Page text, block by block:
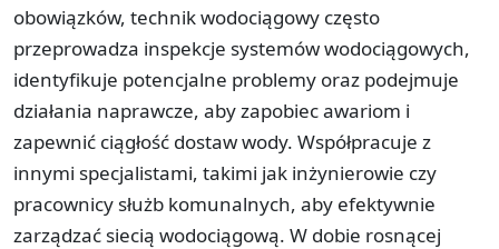
obowiązków, technik wodociągowy często
przeprowadza inspekcje systemów wodociągowych,
identyfikuje potencjalne problemy oraz podejmuje
działania naprawcze, aby zapobiec awariom i
zapewnić ciągłość dostaw wody. Współpracuje z
innymi specjalistami, takimi jak inżynierowie czy
pracownicy służb komunalnych, aby efektywnie
zarządzać siecią wodociągową. W dobie rosnącej